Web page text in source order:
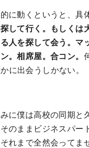
に動くというと、具
探して行く。もしくは
人を探して会う。マ
。相席屋。合コン。
に出会うしかない。
に僕は高校の同期と
のままビジネスパー
れまで全然会ってま